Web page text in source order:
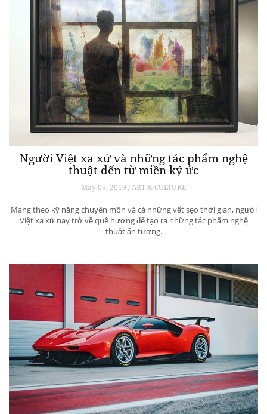
Người Việt xa xứ và những tác phẩm nghệ
thuật đến từ miền ký ức
May 05, 2019 / ART & CULTURE
Mang theo kỹ năng chuyên môn và cả những vết sẹo thời gian, người
Việt xa xứ nay trở về quê hương để tạo ra những tác phẩm nghệ
thuật ấn tượng.